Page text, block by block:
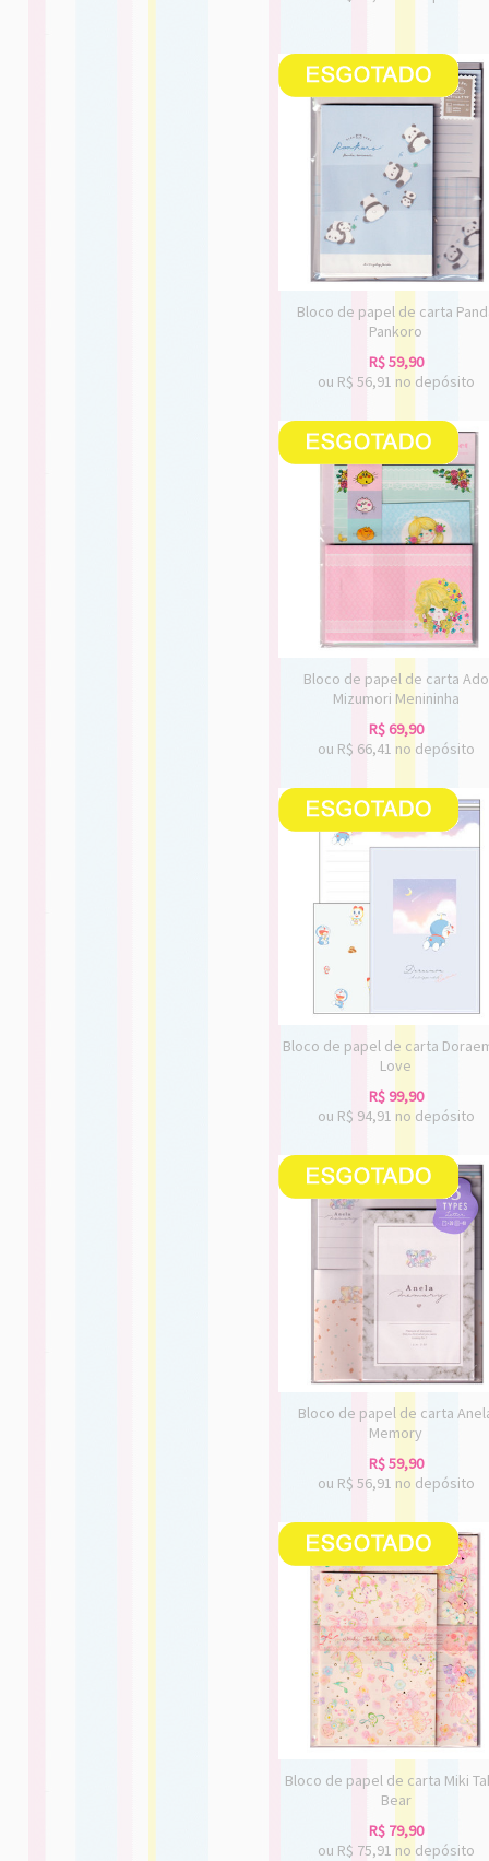
Bloco de papel de carta
Pankoro
R$59,90
ou R$ 56,91 no depósito
Bloco de papel de carta Ado
Mizumori Menininha
R$69,90
ou R$ 66,41 no depósito
Bloco de papel de carta
Love
R$ 99,90
ou R$ 94,91 no depósito
Bloco de papel de carta
Memory
R$59,90
ou R$ 56,91 no depósito
Bloco de papel de carta Miki
Bear
R$ 79,90
ou R$ 75,91 no depósito